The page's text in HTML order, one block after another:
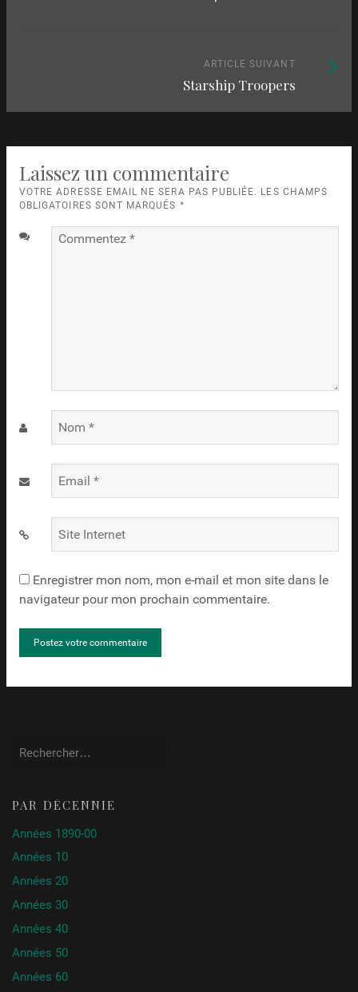
ARTICLE SUIVANT
Starship Troopers
Article
Laissez un commentaire
VOTRE ADRESSE EMAIL NE SERA PAS PUBLIÉE. LES CHAMPS
OBLIGATOIRES SONT MARQUÉS *
Commentez
Nom
Email
Site
Internet
Enregistrer mon nom, mon e-mail et mon site dans le
navigateur pour mon prochain commentaire.
PAR DÉCENNIE
Années 1890-00
Années 10
Années 20
Années 30
Années 40
Années 50
Années 60